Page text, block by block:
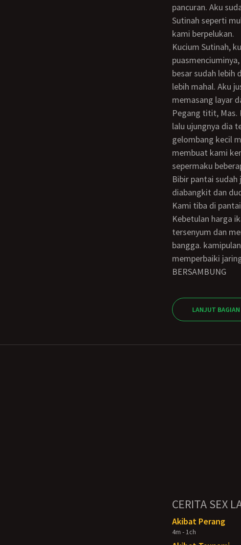
pancuran. Aku
Sutinah seperti
kami berpelukan.
Kucium Sutinah, kuemut teteknya sampai Sutinah mengelinjang. Setelah
besar sudah lebih
lebih mahal. Aku
memasang layar
Pegang titit, Mas. Kenakan ke anu-mu, perintahku. Sutinah pun memegang penisku
lalu ujungnya dia
gelombang kecil
membuat kami
sepermaku
Bibir pantai sudah jelas terlihat. Aku minta Sutinah agar duduk di tengah. Perlahan
diabangkit dan
Kami tiba di pantai. Ibu juga sudah menunggu. Pedagang ikan mulai berdatangan.
Kebetulan harga
tersenyum dan
bangga.
memperbaiki
BERSAMBUNG
LANJUT
CERITA SEX
Akibat Perang
4m - 1ch